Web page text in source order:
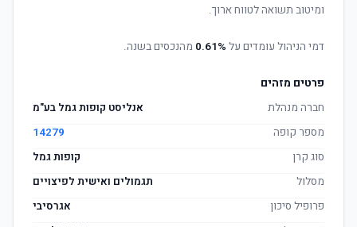
ומיטוב תשואה לטווח ארוך.
דמי הניהול עומדים על 0.61% מהנכסים בשנה.
פרטים מזהים
חברה מנהלת
אנליסט קופות גמל בע"מ
מספר קופה
14279
סוג קרן
קופות גמל
מסלול
תגמולים ואישית לפיצויים
פרופיל סיכון
אגרסיבי